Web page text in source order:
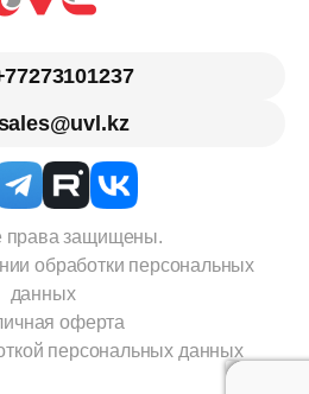
права защищены.
обработки персональных
данных
оферта
персональных данных